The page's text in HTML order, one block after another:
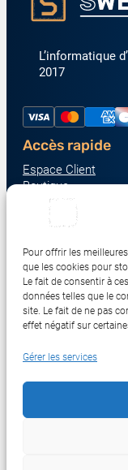
Pour offrir les
que les cookies pour
Le fait de consentir à
données telles que le
site. Le fait de ne pas
effet négatif sur
Gérer les services
L’informatique
2017
Accès rapide
Espace Client
Boutique
À propos
Nous contacter
Écrans &
Serveurs &
Impression &
Ordinateurs &
Réseau & IoT